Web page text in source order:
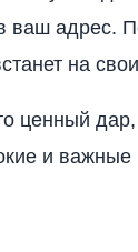
ваш адрес.
на
ценный
и важные